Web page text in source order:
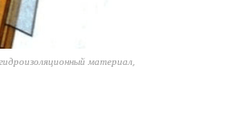
материал,